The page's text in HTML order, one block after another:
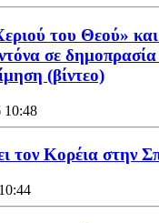
του Θεού»
σε
(βίντεο)
10:48
τον Κορέια στην